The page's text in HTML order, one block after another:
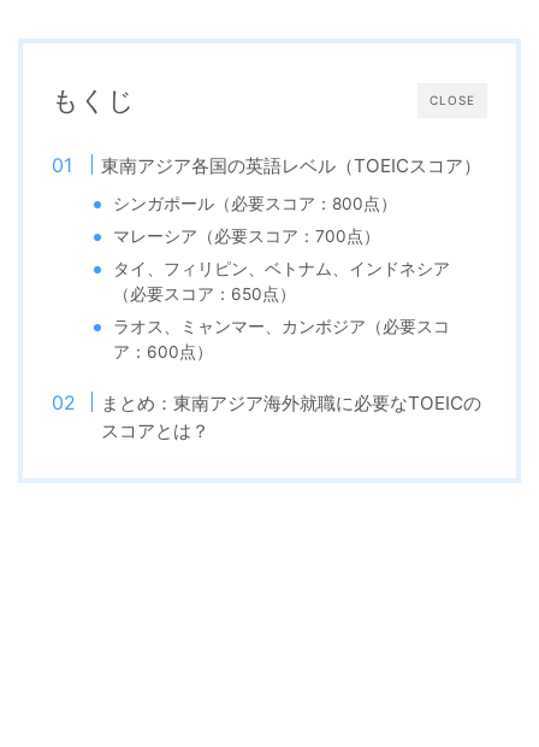
CLOSE
もくじ
東南アジア各国の英語レベル（TOEICスコア）
シンガポール（必要スコア：800点）
マレーシア（必要スコア：700点）
タイ、フィリピン、ベトナム、インドネシア
（必要スコア：650点）
ラオス、ミャンマー、カンボジア（必要スコ
ア：600点）
まとめ：東南アジア海外就職に必要なTOEICの
スコアとは？